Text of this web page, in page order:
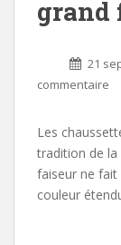
grand
21
commentaire
Les
tradition de la
faiseur ne fait
couleur